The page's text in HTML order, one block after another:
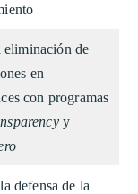
eliminación de
en
con programas
y
defensa de la